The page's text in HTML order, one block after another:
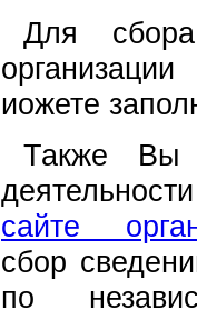
Для
иожете
Также Вы
сайте
сбор
по